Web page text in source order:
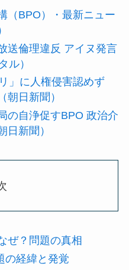
（BPO）・最新ニュー
送倫理違反 アイヌ発言
ル）
」に人権侵害認めず
朝日新聞）
の自浄促すBPO 政治介
日新聞）
ぜ？問題の真相
の経緯と発覚